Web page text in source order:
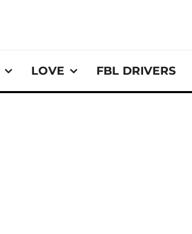
LOVE FBL DRIVERS